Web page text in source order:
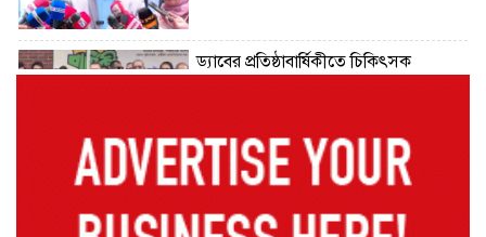
ড্যাবের প্রতিষ্ঠাবার্ষিকীতে চিকিৎসক
১৭ বছর চাকরির পর স্থায়ীকরণের দুশ্চিন্তায়